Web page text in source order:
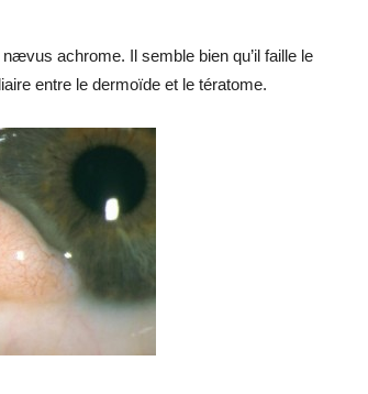
nævus achrome. Il semble bien qu’il faille le
entre le dermoïde et le tératome.